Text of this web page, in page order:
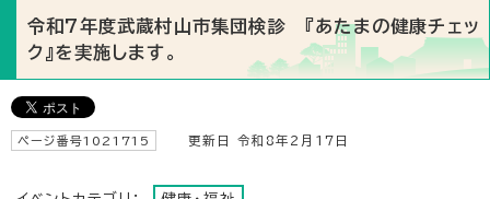
令和7年度武蔵村山市集団検診 『あたまの健康チェッ
ク』を実施します。
ページ番号1021715 更新日 令和8年2月17日